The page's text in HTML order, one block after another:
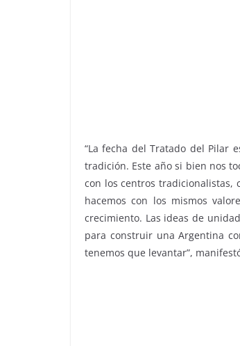
“La fecha del Tratado del Pilar
tradición. Este año si bien nos
con los centros tradicionalistas,
hacemos con los mismos
crecimiento. Las ideas de
para construir una Argentina
tenemos que levantar”,